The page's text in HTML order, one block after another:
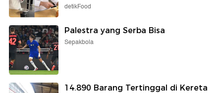
detikFood
Palestra yang Serba Bisa
Sepakbola
14.890 Barang Tertinggal di Kereta